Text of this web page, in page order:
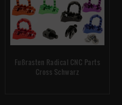
Fußrasten Radical CNC Parts
Cross Schwarz